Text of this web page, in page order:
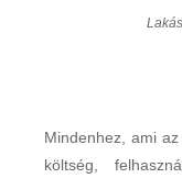
Mindenhez, ami
költség,